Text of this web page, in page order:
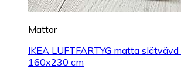
Mattor
IKEA LUFTFARTYG matta
160x230 cm